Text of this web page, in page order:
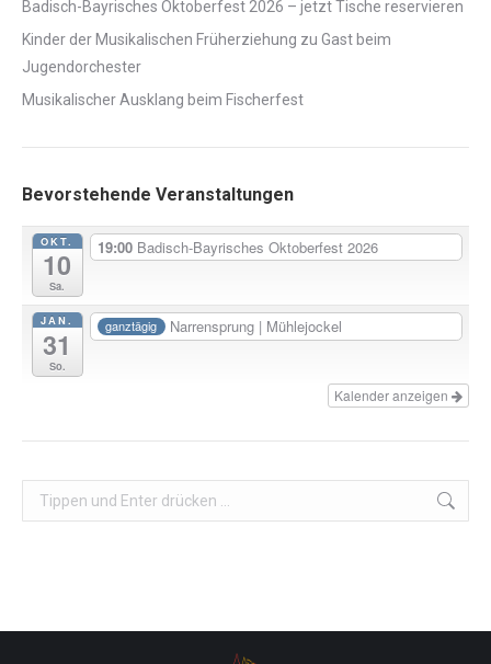
Badisch-Bayrisches Oktoberfest 2026 – jetzt Tische reservieren
Kinder der Musikalischen Früherziehung zu Gast beim
Jugendorchester
Musikalischer Ausklang beim Fischerfest
Bevorstehende Veranstaltungen
OKT.
10
Sa.
19:00 Badisch-Bayrisches Oktoberfest 2026
JAN.
31
So.
ganztägig Narrensprung | Mühlejockel
Kalender anzeigen
Search: